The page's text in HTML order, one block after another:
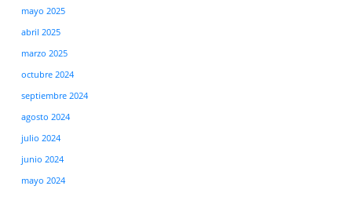
mayo 2025
abril 2025
marzo 2025
octubre 2024
septiembre 2024
agosto 2024
julio 2024
junio 2024
mayo 2024